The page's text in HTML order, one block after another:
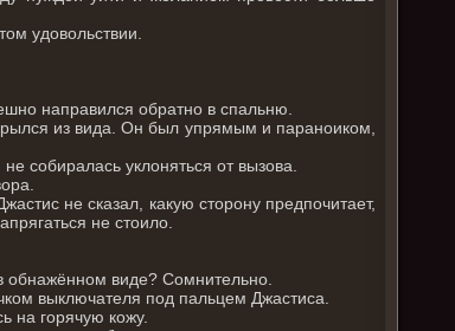
удовольствии.
направился обратно в спальню.
из вида. Он был упрямым и параноиком,
собиралась уклоняться от вызова.
не сказал, какую сторону предпочитает,
не стоило.
обнажённом виде? Сомнительно.
выключателя под пальцем Джастиса.
на горячую кожу.